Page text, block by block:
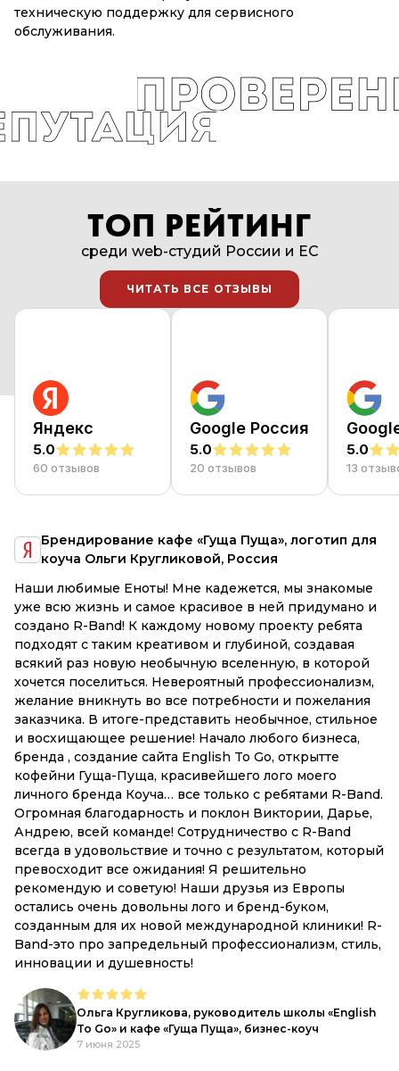
техническую поддержку для сервисного
обслуживания.
ТОП РЕЙТИНГ
среди web-студий России и EC
ЧИТАТЬ ВСЕ ОТЗЫВЫ
ЧИТАТЬ ВСЕ ОТЗЫВЫ
Яндекс
5.0
60 отзывов
Google Россия
5.0
20 отзывов
5.0
13
Брендирование кафе «Гуща Пуща», логотип для
коуча Ольги Кругликовой, Россия
Наши любимые Еноты! Мне кадежется, мы знакомые
уже всю жизнь и самое красивое в ней придумано и
создано R-Band! К каждому новому проекту ребята
подходят с таким креативом и глубиной, создавая
всякий раз новую необычную вселенную, в которой
хочется поселиться. Невероятный профессионализм,
желание вникнуть во все потребности и пожелания
заказчика. В итоге-представить необычное, стильное
и восхищающее решение! Начало любого бизнеса,
бренда , создание сайта English To Go, открытте
кофейни Гуща-Пуща, красивейшего лого моего
личного бренда Коуча… все только с ребятами R-Band.
Огромная благодарность и поклон Виктории, Дарье,
Андрею, всей команде! Сотрудничество с R-Band
всегда в удовольствие и точно с результатом, который
превосходит все ожидания! Я решительно
рекомендую и советую! Наши друзья из Европы
остались очень довольны лого и бренд-буком,
созданным для их новой международной клиники! R-
Band-это про запредельный профессионализм, стиль,
инновации и душевность!
Ольга Кругликова, руководитель школы «English
To Go» и кафе «Гуща Пуща», бизнес-коуч
7 июня 2025